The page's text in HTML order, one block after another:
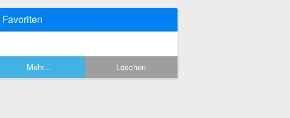
Favoriten
Mehr... Löschen